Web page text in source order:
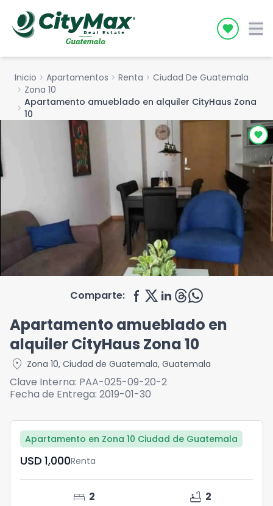
Icon
Inicio chevron_right Apartamentos chevron_right Renta chevron_right Ciudad De Guatemala
chevron_right Zona 10
chevron_right Apartamento amueblado en alquiler CityHaus Zona
10
Comparte:
Apartamento amueblado en
alquiler CityHaus Zona 10
location_on Zona 10, Ciudad de Guatemala, Guatemala
Clave Interna: PAA-025-09-20-2
Fecha de Entrega: 2019-01-30
Apartamento en Zona 10 Ciudad de Guatemala
USD	1,000Renta
bed 2 bathtub 2